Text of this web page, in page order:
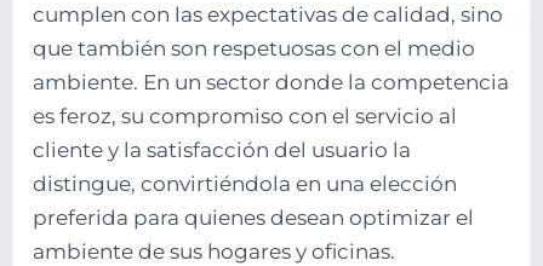
cumplen con las expectativas de calidad, sino
que también son respetuosas con el medio
ambiente. En un sector donde la competencia
es feroz, su compromiso con el servicio al
cliente y la satisfacción del usuario la
distingue, convirtiéndola en una elección
preferida para quienes desean optimizar el
ambiente de sus hogares y oficinas.